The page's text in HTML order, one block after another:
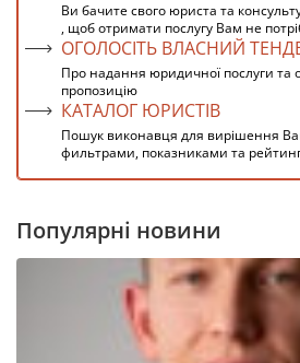
Ви бачите свого юриста та
, щоб отримати послугу Вам не
ОГОЛОСІТЬ ВЛАСНИЙ
Про надання юридичної послуги та
пропозицію
КАТАЛОГ ЮРИСТІВ
Пошук виконавця для вирішення
фильтрами, показниками та
Популярні новини